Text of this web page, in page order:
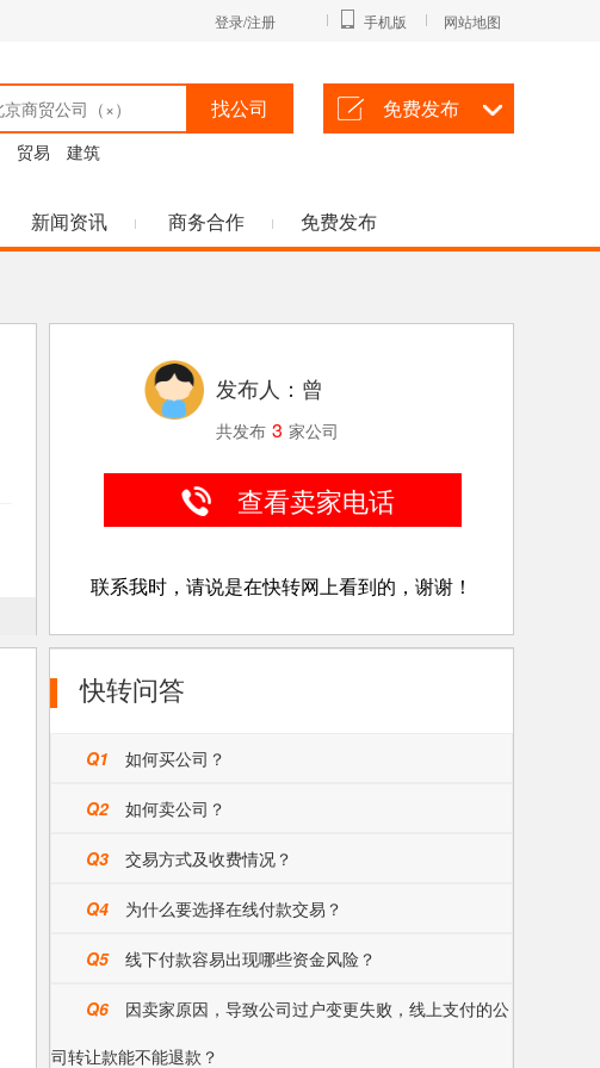
登录/注册 手机版 网站地图
找公司
贸易 建筑
免费发布
新闻资讯 商务合作 免费发布
发布人：曾
共发布 3 家公司
查看卖家电话
联系我时，请说是在快转网上看到的，谢谢！
快转问答
Q1 如何买公司？
Q2 如何卖公司？
Q3 交易方式及收费情况？
Q4 为什么要选择在线付款交易？
Q5 线下付款容易出现哪些资金风险？
Q6
因卖家原因，导致公司过户变更失败，线上支付的公
司转让款能不能退款？